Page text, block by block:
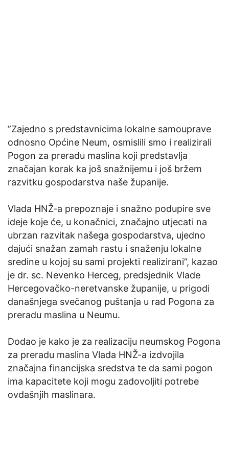
”Zajedno s predstavnicima lokalne samouprave
odnosno Općine Neum, osmislili smo i realizirali
Pogon za preradu maslina koji predstavlja
značajan korak ka još snažnijemu i još bržem
razvitku gospodarstva naše županije.
Vlada HNŽ-a prepoznaje i snažno podupire sve
ideje koje će, u konačnici, značajno utjecati na
ubrzan razvitak našega gospodarstva, ujedno
dajući snažan zamah rastu i snaženju lokalne
sredine u kojoj su sami projekti realizirani”, kazao
je dr. sc. Nevenko Herceg, predsjednik Vlade
Hercegovačko-neretvanske županije, u prigodi
današnjega svečanog puštanja u rad Pogona za
preradu maslina u Neumu.
Dodao je kako je za realizaciju neumskog Pogona
za preradu maslina Vlada HNŽ-a izdvojila
značajna financijska sredstva te da sami pogon
ima kapacitete koji mogu zadovoljiti potrebe
ovdašnjih maslinara.